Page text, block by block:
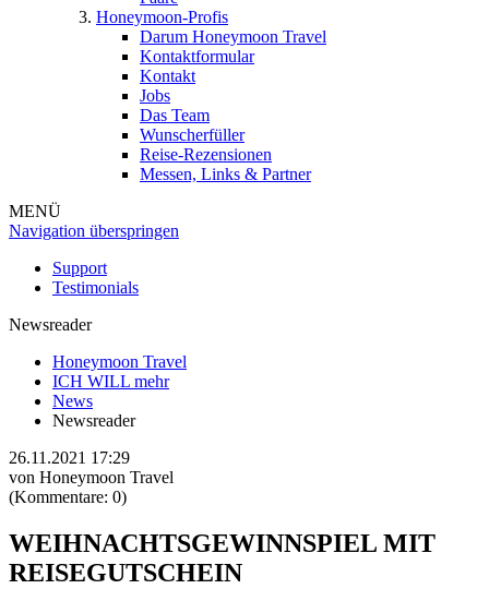
Honeymoon-Profis
Darum Honeymoon Travel
Kontaktformular
Kontakt
Jobs
Das Team
Wunscherfüller
Reise-Rezensionen
Messen, Links & Partner
MENÜ
Navigation überspringen
Support
Testimonials
Newsreader
Honeymoon Travel
ICH WILL mehr
News
Newsreader
26.11.2021 17:29
von Honeymoon Travel
(Kommentare: 0)
WEIHNACHTSGEWINNSPIEL MIT
REISEGUTSCHEIN